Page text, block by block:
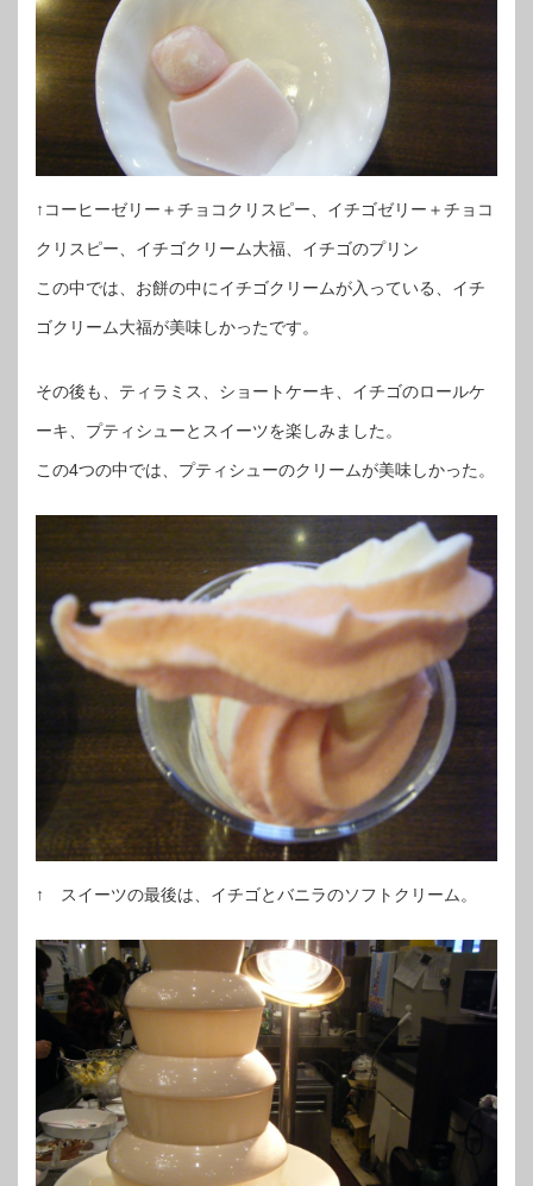
↑コーヒーゼリー＋チョコクリスピー、イチゴゼリー＋チョコ
クリスピー、イチゴクリーム大福、イチゴのプリン
この中では、お餅の中にイチゴクリームが入っている、イチ
ゴクリーム大福が美味しかったです。
その後も、ティラミス、ショートケーキ、イチゴのロールケ
ーキ、プティシューとスイーツを楽しみました。
この4つの中では、プティシューのクリームが美味しかった。
↑ スイーツの最後は、イチゴとバニラのソフトクリーム。